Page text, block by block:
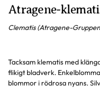
Atragene-
Clematis (Atragene-
Tacksam klematis med
flikigt bladverk.
blommor i rödrosa nyans.